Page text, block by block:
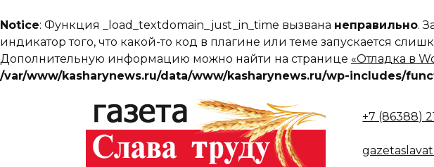
Notice: Функция _load_textdomain_just_in_time вызвана неправильно.
индикатор того, что какой-то код в плагине или теме запускается
Дополнительную информацию можно найти на странице «Отладка в
/var/www/kasharynews.ru/data/www/kasharynews.ru/wp-includes/
+7 (86388)